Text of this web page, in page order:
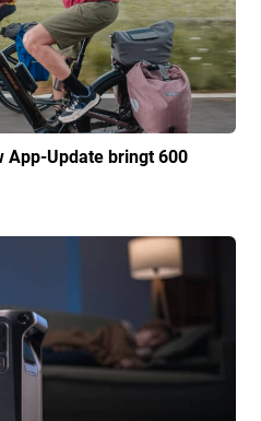
App-Update bringt 600